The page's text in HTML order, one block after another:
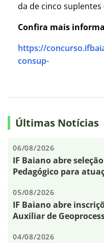
da de cinco
Confira mais
https://
consup-
Últimas Notícias
06/08/2026
IF Baiano abre
Pedagógico para
05/08/2026
IF Baiano abre
Auxiliar de
04/08/2026